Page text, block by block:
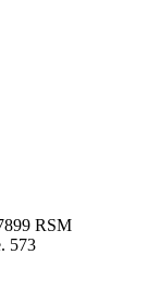
RSM
573